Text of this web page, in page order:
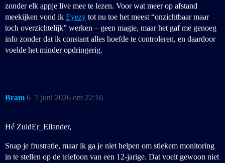
zonder elk appje live mee te lezen. Voor wat meer op afstand
meekijken vond ik Eyezy tot nu toe het meest “onzichtbaar maar
toch overzichtelijk” werken – geen magie, maar het gaf me genoeg
info zonder dat ik constant alles hoefde te controleren, en daardoor
voelde het minder opdringerig.
Bram 7 juni 2026 om 22:16
6
Hé ZuidEr_Eilander,
Snap je frustratie, maar ik ga je niet helpen om stiekem monitoring
in te stellen op de telefoon van een 12-jarige. Dat voelt gewoon niet